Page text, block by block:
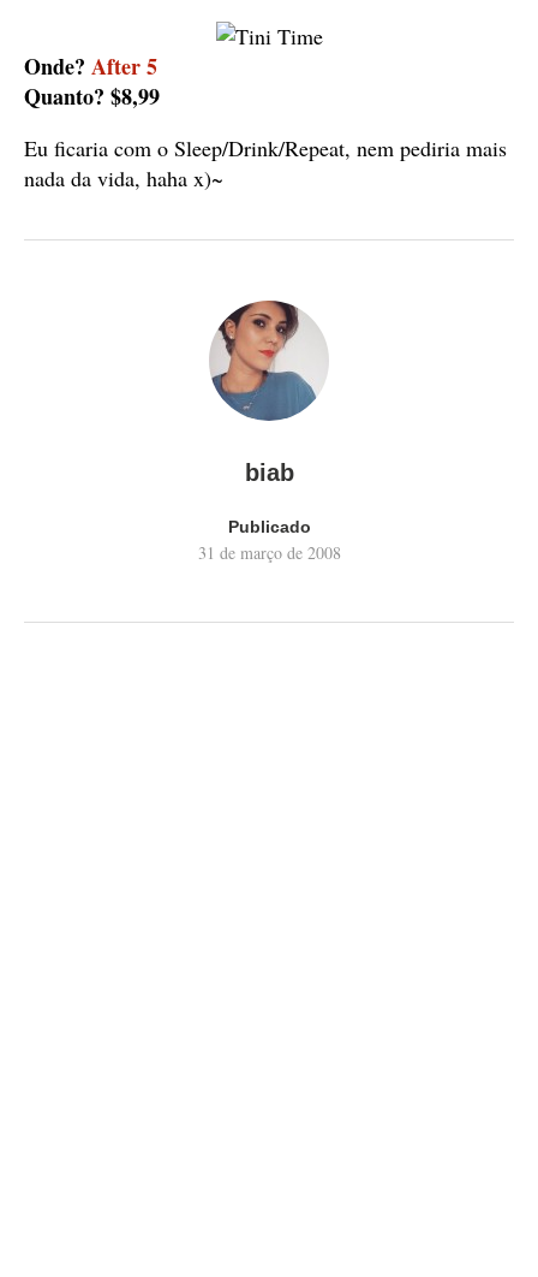
Onde? After 5
Quanto? $8,99
Eu ficaria com o Sleep/Drink/Repeat, nem pediria mais
nada da vida, haha x)~
biab
Publicado
31 de março de 2008